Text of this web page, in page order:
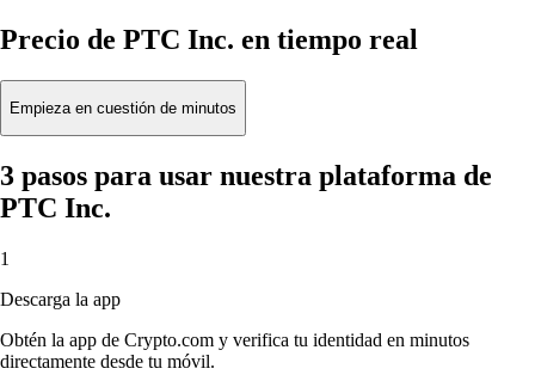
Precio de PTC Inc. en tiempo real
Empieza en cuestión de minutos
3 pasos para usar nuestra plataforma de
PTC Inc.
1
Descarga la app
Obtén la app de Crypto.com y verifica tu identidad en minutos
directamente desde tu móvil.